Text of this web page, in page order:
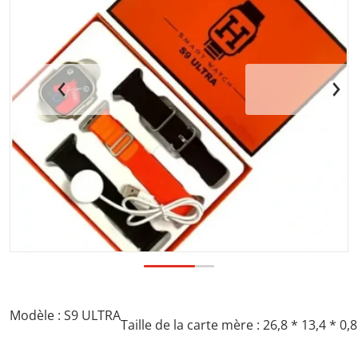
vue galerie Ouvrir les médias 1 dans la
Modèle : S9 ULTRA
Taille de la carte mère : 26,8 * 13,4 *